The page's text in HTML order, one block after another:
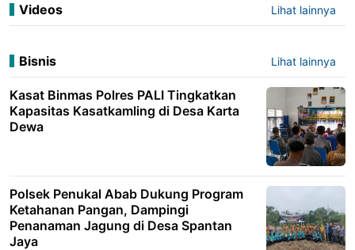
Videos Lihat lainnya
Bisnis Lihat lainnya
Kasat Binmas Polres PALI Tingkatkan
Kapasitas Kasatkamling di Desa Karta
Dewa
Polsek Penukal Abab Dukung Program
Ketahanan Pangan, Dampingi
Penanaman Jagung di Desa Spantan
Jaya